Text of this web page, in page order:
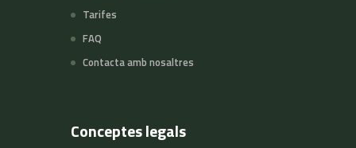
Tarifes
FAQ
Contacta amb nosaltres
Conceptes legals